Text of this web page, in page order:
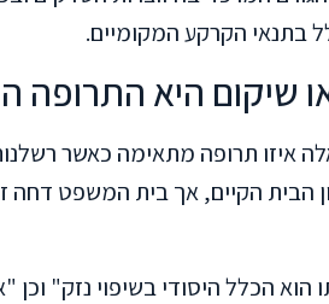
בתנאי הקרקע המקומיים.
היא התרופה
איזו תרופה מתאימה כאשר
הבית הקיים, אך בית המשפט דחה
הכלל היסודי בשיפוי נזק" וכן